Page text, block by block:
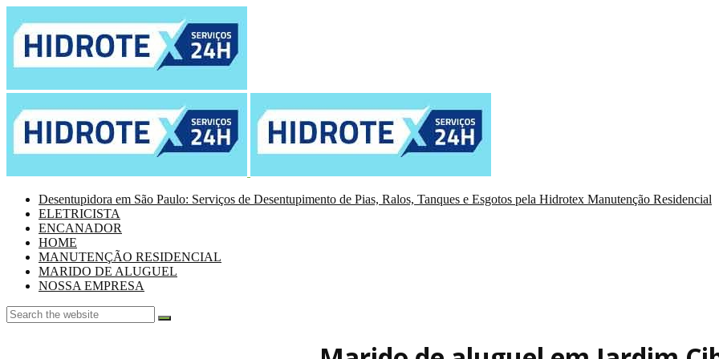
Desentupidora em São Paulo: Serviços de Desentupimento de Pias, Ralos, Tanques e Esgotos pela Hidrotex Manutenção Residencial
ELETRICISTA
ENCANADOR
HOME
MANUTENÇÃO RESIDENCIAL
MARIDO DE ALUGUEL
NOSSA EMPRESA